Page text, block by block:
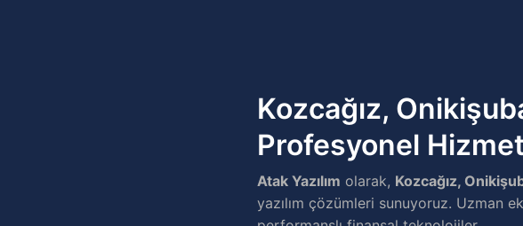
Kozcağız,
Profesyonel
Atak Yazılım olarak, Kozcağız,
yazılım çözümleri sunuyoruz. Uzman